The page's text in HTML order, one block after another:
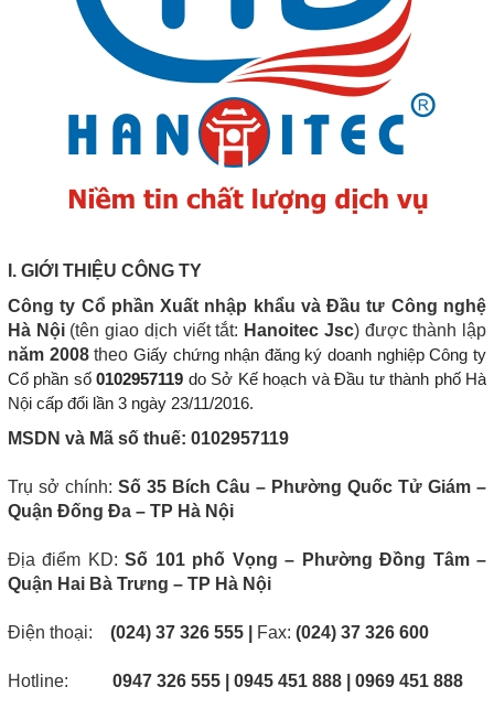
I. GIỚI THIỆU CÔNG TY
Công ty Cổ phần Xuất nhập khẩu và Đầu tư Công nghệ
Hà Nội(tên giao dịch viết tắt: Hanoitec Jsc) được thành lập
năm 2008theo Giấy chứng nhận đăng ký doanh nghiệp Công ty
Cổ phần số0102957119 do Sở Kế hoạch và Đầu tư thành phố Hà
Nội cấp đổi lần 3 ngày 23/11/2016.
MSDN và Mã số thuế: 0102957119
Trụ sở chính: Số 35 Bích Câu – Phường Quốc Tử Giám –
Quận Đống Đa – TP Hà Nội
Địa điểm KD:Số 101 phố Vọng – Phường Đồng Tâm –
Quận Hai Bà Trưng – TP Hà Nội
Điện thoại: (024) 37 326 555 | Fax: (024) 37 326 600
Hotline: 0947 326 555 | 0945 451 888 | 0969 451 888